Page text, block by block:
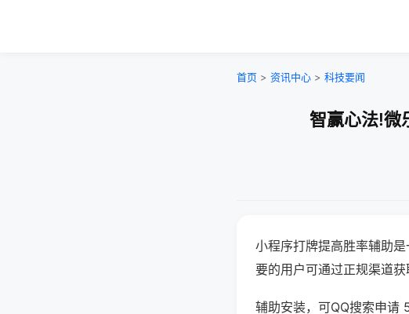
首页 > 资讯中心 > 科技要闻
智赢心法!微
小程序打牌提高胜率辅助
要的用户可通过正规渠道获
辅助安装，可QQ搜索申